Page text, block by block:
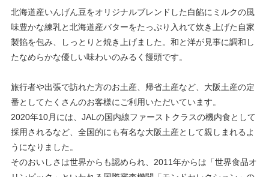
北海道産いんげん豆をオリジナルブレンドした白餡にミルクの風
味豊かな練乳と北海道産バターをたっぷり入れて炊き上げた自家
製餡を包み、しっとりと焼き上げました。和と洋が見事に調和し
たなめらかな優しい味わいのみるく饅頭です。
旅行者や出張で訪れた方のお土産、帰省土産など、大阪土産の定
番としてたくさんのお客様にご利用いただいています。
2020年10月には、JALの国内線ファーストクラスの機内食として
採用されるなど、全国的にも有名な大阪土産として親しまれるよ
うになりました。
そのおいしさは世界からも認められ、2011年からは「世界食品オ